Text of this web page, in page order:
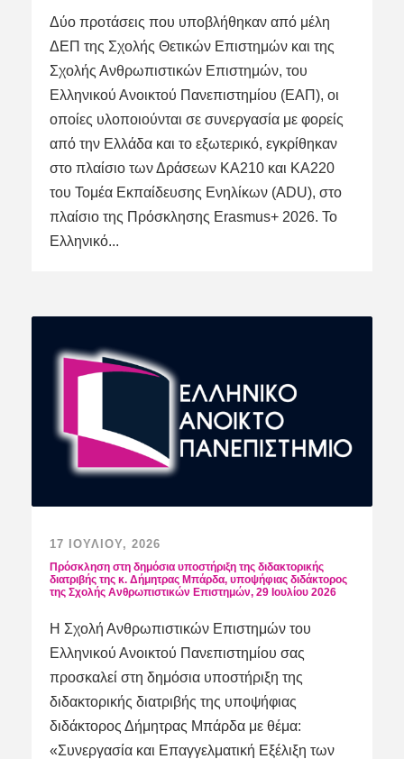
Δύο προτάσεις που υποβλήθηκαν από μέλη
ΔΕΠ της Σχολής Θετικών Επιστημών και της
Σχολής Ανθρωπιστικών Επιστημών, του
Ελληνικού Ανοικτού Πανεπιστημίου (ΕΑΠ), οι
οποίες υλοποιούνται σε συνεργασία με φορείς
από την Ελλάδα και το εξωτερικό, εγκρίθηκαν
στο πλαίσιο των Δράσεων ΚΑ210 και ΚΑ220
του Τομέα Εκπαίδευσης Ενηλίκων (ADU), στο
πλαίσιο της Πρόσκλησης Erasmus+ 2026. Το
Ελληνικό...
17 ΙΟΥΛΊΟΥ, 2026
Πρόσκληση στη δημόσια υποστήριξη της διδακτορικής
διατριβής της κ. Δήμητρας Μπάρδα, υποψήφιας διδάκτορος
της Σχολής Ανθρωπιστικών Επιστημών, 29 Ιουλίου 2026
Η Σχολή Ανθρωπιστικών Επιστημών του
Ελληνικού Ανοικτού Πανεπιστημίου σας
προσκαλεί στη δημόσια υποστήριξη της
διδακτορικής διατριβής της υποψήφιας
διδάκτορος Δήμητρας Μπάρδα με θέμα:
«Συνεργασία και Επαγγελματική Εξέλιξη των